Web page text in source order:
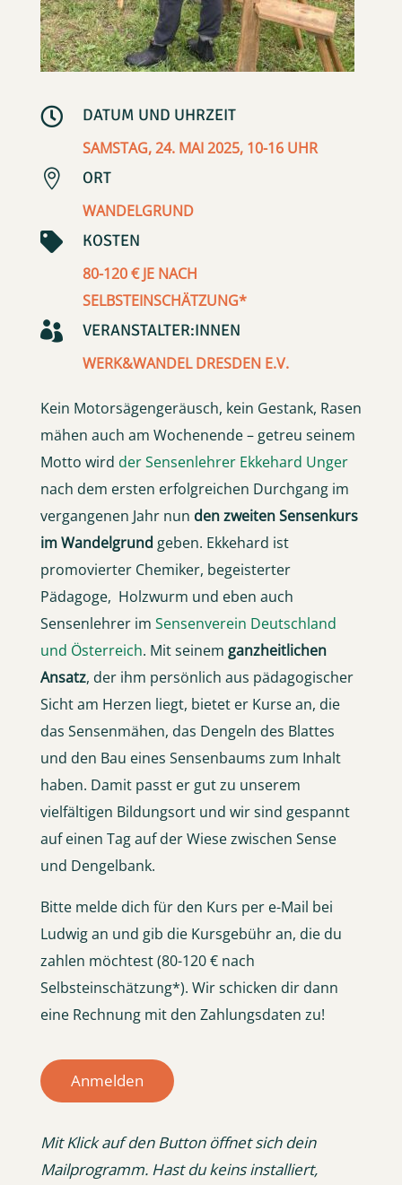

DATUM UND UHRZEIT
SAMSTAG, 24. MAI 2025, 10-16 UHR

ORT
WANDELGRUND

KOSTEN
80-120 € JE NACH
SELBSTEINSCHÄTZUNG*

VERANSTALTER:INNEN
WERK&WANDEL DRESDEN E.V.
Kein Motorsägengeräusch, kein Gestank, Rasen
mähen auch am Wochenende – getreu seinem
Motto wird der Sensenlehrer Ekkehard Unger
nach dem ersten erfolgreichen Durchgang im
vergangenen Jahr nun den zweiten Sensenkurs
im Wandelgrund geben. Ekkehard ist
promovierter Chemiker, begeisterter
Pädagoge, Holzwurm und eben auch
Sensenlehrer im Sensenverein Deutschland
und Österreich. Mit seinem ganzheitlichen
Ansatz, der ihm persönlich aus pädagogischer
Sicht am Herzen liegt, bietet er Kurse an, die
das Sensenmähen, das Dengeln des Blattes
und den Bau eines Sensenbaums zum Inhalt
haben. Damit passt er gut zu unserem
vielfältigen Bildungsort und wir sind gespannt
auf einen Tag auf der Wiese zwischen Sense
und Dengelbank.
Bitte melde dich für den Kurs per e-Mail bei
Ludwig an und gib die Kursgebühr an, die du
zahlen möchtest (80-120 € nach
Selbsteinschätzung*). Wir schicken dir dann
eine Rechnung mit den Zahlungsdaten zu!
Anmelden
Mit Klick auf den Button öffnet sich dein
Mailprogramm. Hast du keins installiert,